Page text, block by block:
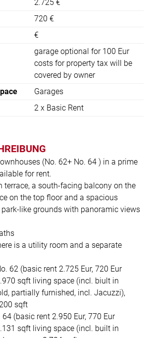
2.725 €
720 €
€
garage optional for 100 Eur
costs for property tax will be
covered by owner
Garages
2 x Basic Rent
(No. 62+ No. 64 ) in a prime
for rent.
terrace, a south-facing balcony on the
on the top floor and a spacious
like grounds with panoramic views
is a utility room and a separate
62 (basic rent 2.725 Eur, 720 Eur
sqft living space (incl. biult in
partially furnished, incl. Jacuzzi),
sqft
(basic rent 2.950 Eur, 770 Eur
sqft living space (incl. built in